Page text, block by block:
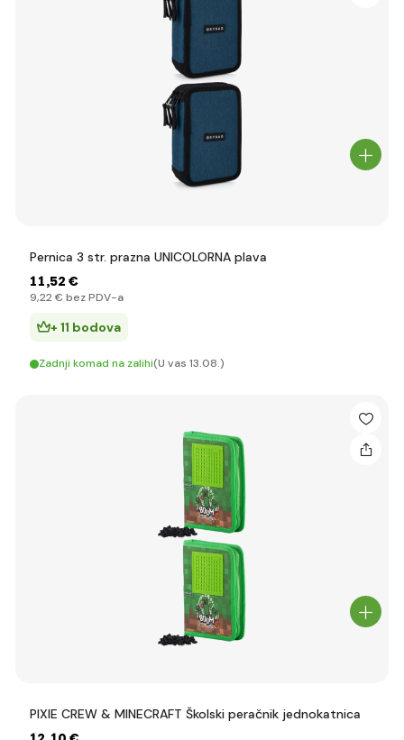
Pernica 3 str. prazna UNICOLORNA plava
11,52 €
9,22 € bez PDV-a
+ 11 bodova
Zadnji komad na zalihi(U vas 13.08.)
PIXIE CREW & MINECRAFT Školski peračnik jednokatnica